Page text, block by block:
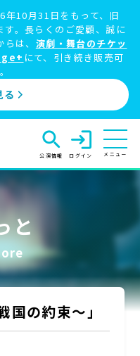
年10月31日をもって、旧
。長らくのご愛顧、誠に
は、 演劇・舞台のチケッ
にて、引き続き販売可
る
search
公演情報
login
ログイン メニュー
と
の約束〜」